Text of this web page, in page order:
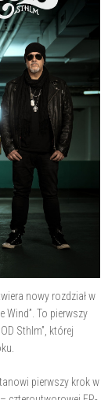
nowy rozdział w
Wind”. To pierwszy
Sthlm”, której
pierwszy krok w